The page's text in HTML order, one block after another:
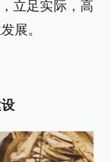
立足实际，高
展。